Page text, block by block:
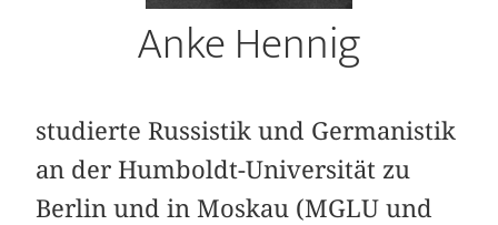
Anke Hennig
studierte Russistik und Germanistik
an der Humboldt-Universität zu
Berlin und in Moskau (MGLU und